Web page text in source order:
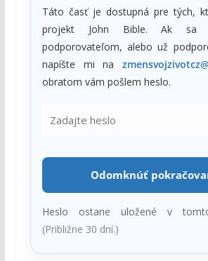
Táto časť je dostupná pre tých,
projekt John Bible. Ak sa
podporovateľom, alebo už
napíšte mi na
obratom vám pošlem heslo.
Odomknúť
Heslo ostane uložené v
(Približne 30 dní.)